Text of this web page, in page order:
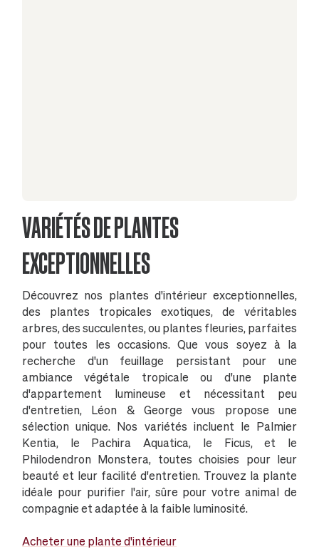
VARIÉTÉS DE PLANTES
EXCEPTIONNELLES
Découvrez nos plantes d'intérieur exceptionnelles,
des plantes tropicales exotiques, de véritables
arbres, des succulentes, ou plantes fleuries, parfaites
pour toutes les occasions. Que vous soyez à la
recherche d'un feuillage persistant pour une
ambiance végétale tropicale ou d'une plante
d'appartement lumineuse et nécessitant peu
d'entretien, Léon & George vous propose une
sélection unique. Nos variétés incluent le Palmier
Kentia, le Pachira Aquatica, le Ficus, et le
Philodendron Monstera, toutes choisies pour leur
beauté et leur facilité d'entretien. Trouvez la plante
idéale pour purifier l'air, sûre pour votre animal de
compagnie et adaptée à la faible luminosité.
Acheter une plante d'intérieur